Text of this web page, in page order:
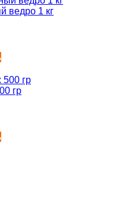
ведро 1 кг
гр